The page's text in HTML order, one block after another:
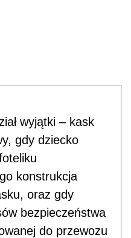
wyjątki – kask
gdy dziecko
konstrukcja
oraz gdy
bezpieczeństwa
do przewozu